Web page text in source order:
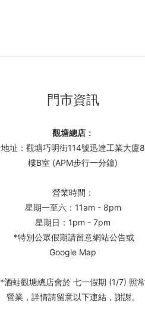
門市資訊
觀塘總店：
地址：觀塘巧明街114號迅達工業大廈8
樓B室 (APM步行一分鐘)
營業時間：
星期一至六：11am - 8pm
星期日：1pm - 7pm
*特別公眾假期請留意網站公告或
Google Map
*酒蛙觀塘總店會於 七一假期 (1/7) 照常
營業，詳情請留意以下連結，謝謝。